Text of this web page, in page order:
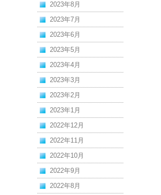
2023年8月
2023年7月
2023年6月
2023年5月
2023年4月
2023年3月
2023年2月
2023年1月
2022年12月
2022年11月
2022年10月
2022年9月
2022年8月